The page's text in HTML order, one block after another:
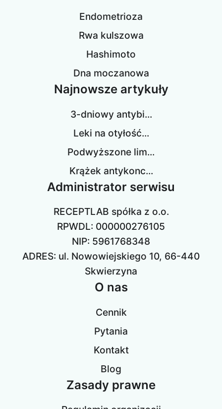
Endometrioza
Rwa kulszowa
Hashimoto
Dna moczanowa
Najnowsze artykuły
3-dniowy antybi...
Leki na otyłość...
Podwyższone lim...
Krążek antykonc...
Administrator serwisu
RECEPTLAB spółka z o.o.
RPWDL: 000000276105
NIP: 5961768348
ADRES: ul. Nowowiejskiego 10, 66-440
Skwierzyna
O nas
Cennik
Pytania
Kontakt
Blog
Zasady prawne